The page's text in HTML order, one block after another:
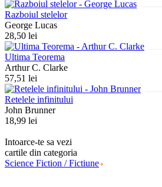
Razboiul stelelor
George Lucas
28,50 lei
Ultima Teorema
Arthur C. Clarke
57,51 lei
Retelele infinitului
John Brunner
18,99 lei
Intoarce-te sa vezi
cartile din categoria
Science Fiction / Fictiune